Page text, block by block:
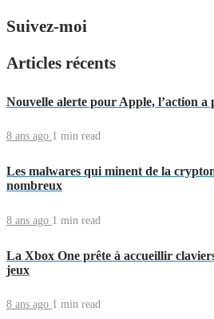
Suivez-moi
Articles récents
Nouvelle alerte pour Apple, l’action a
8 ans ago 1 min read
Les malwares qui minent de la
nombreux
8 ans ago 1 min read
La Xbox One prête à accueillir
jeux
8 ans ago 1 min read